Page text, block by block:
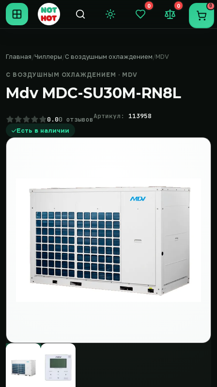
Темная тема
0
Закладки (0)
0
Сравнение
0
Главная Чиллеры С воздушным охлаждением MDV
С ВОЗДУШНЫМ ОХЛАЖДЕНИЕМ · MDV
Mdv MDC-SU30M-RN8L
0.00 отзывовАртикул: 113958
Есть в наличии